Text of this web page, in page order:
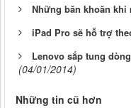
Những băn khoăn khi
iPad Pro sẽ hỗ trợ
Lenovo sắp tung
(04/01/2014)
Những tin cũ hơn